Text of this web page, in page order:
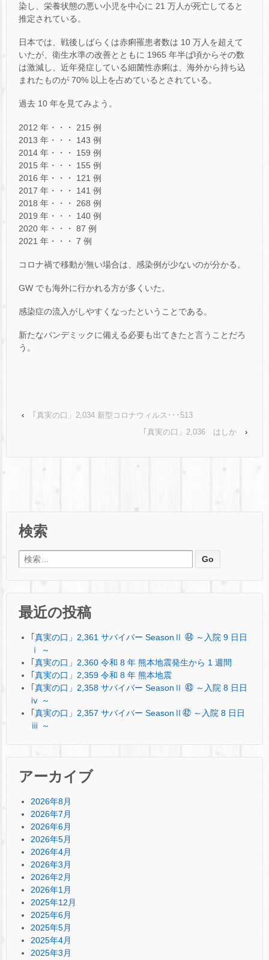
染し、栄養状態の悪い小児を中心に 21 万人が死亡してると
推定されている。
日本では、戦後しばらくは赤痢罹患者数は 10 万人を超えて
いたが、衛生水準の改善とともに 1965 年半ば頃からその数
は激減し、近年発症している細菌性赤痢は、海外から持ち込
まれたものが 70% 以上を占めているとされている。
過去 10 年を見てみよう。
2012 年・・・ 215 例
2013 年・・・ 143 例
2014 年・・・ 159 例
2015 年・・・ 155 例
2016 年・・・ 121 例
2017 年・・・ 141 例
2018 年・・・ 268 例
2019 年・・・ 140 例
2020 年・・・ 87 例
2021 年・・・ 7 例
コロナ禍で移動が無い場合は、感染例が少ないのが分かる。
GW でも海外に行かれる方が多くいた。
感染症の流入がしやすくなったということである。
新たなパンデミックに備える必要も出てきたと言うことだろ
う。
‹
｢真実の口」2,034 新型コロナウィルス･･･513
｢真実の口」2,036 はしか
›
検索
検索:
最近の投稿
｢真実の口」2,361 サバイバー SeasonⅡ ㊹ ～入院 9 日日
ⅰ ～
｢真実の口」2,360 令和 8 年 熊本地震発生から 1 週間
｢真実の口」2,359 令和 8 年 熊本地震
｢真実の口」2,358 サバイバー SeasonⅡ ㊸ ～入院 8 日日
ⅳ ～
｢真実の口」2,357 サバイバー SeasonⅡ㊷ ～入院 8 日日
ⅲ ～
アーカイブ
2026年8月
2026年7月
2026年6月
2026年5月
2026年4月
2026年3月
2026年2月
2026年1月
2025年12月
2025年6月
2025年5月
2025年4月
2025年3月